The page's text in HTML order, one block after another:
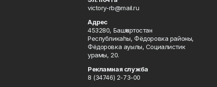
victory-rb@mail.ru
Адрес
453280, Башҡортостан
Республикаһы, Фёдоровка районы,
Фёдоровка ауылы, Социалистик
урамы, 20.
Рекламная служба
8 (34746) 2-73-00